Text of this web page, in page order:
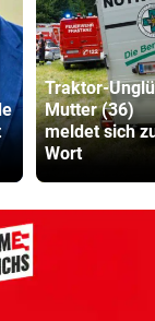
Traktor-
Mutter (36)
meldet sich
Wort